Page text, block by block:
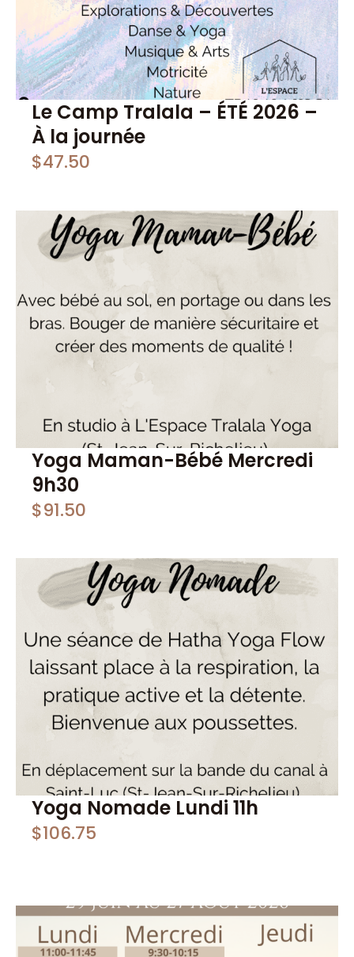
Le Camp Tralala – ÉTÉ 2026 –
À la journée
$47.50
Yoga Maman-Bébé Mercredi
9h30
$91.50
Yoga Nomade Lundi 11h
$106.75